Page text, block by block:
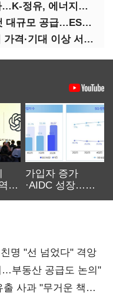
전쟁에 원유 공급망 흔들리자…K-정유, 에너지안보 핵심으로 재부상
포스코퓨처엠, LFP 양극재 첫 대규모 공급…ESS 시장 공략
트리니티항공 출범…“합리적 가격·기대 이상 서비스로 승부”
대
가입자 증가
·AIDC 성장…
명 "선 넘었다" 격앙
…부동산 공급도 논의"
사과 "무거운 책임